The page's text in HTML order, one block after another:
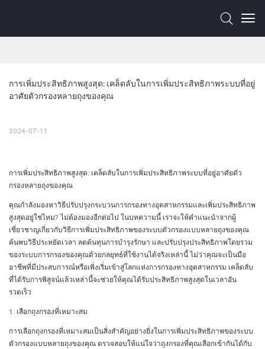
การเพิ่มประสิทธิภาพสูงสุด: เคล็ดลับในการเพิ่มประสิทธิภาพระบบที่อยู่
อาศัยตัวกรองหลายถุงของคุณ
2024-07-11
การเพิ่มประสิทธิภาพสูงสุด: เคล็ดลับในการเพิ่มประสิทธิภาพระบบที่อยู่อาศัยตัว
กรองหลายถุงของคุณ
คุณกำลังมองหาวิธีปรับปรุงกระบวนการกรองทางอุตสาหกรรมและเพิ่มประสิทธิภาพ
สูงสุดอยู่ใช่ไหม? ไม่ต้องมองอีกต่อไป ในบทความนี้ เราจะให้คำแนะนำจากผู้
เชี่ยวชาญเกี่ยวกับวิธีการเพิ่มประสิทธิภาพของระบบตัวกรองแบบหลายถุงของคุณ
ค้นพบวิธีประหยัดเวลา ลดต้นทุนการบำรุงรักษา และปรับปรุงประสิทธิภาพโดยรวม
ของระบบการกรองของคุณด้วยกลยุทธ์ที่ใช้งานได้จริงเหล่านี้ ไม่ว่าคุณจะเป็นมือ
อาชีพที่มีประสบการณ์หรือเพิ่งเริ่มเข้าสู่โลกแห่งการกรองทางอุตสาหกรรม เคล็ดลับ
ที่ได้รับการพิสูจน์แล้วเหล่านี้จะช่วยให้คุณได้รับประสิทธิภาพสูงสุดในเวลาอัน
รวดเร็ว
1. เลือกถุงกรองที่เหมาะสม
การเลือกถุงกรองที่เหมาะสมเป็นสิ่งสำคัญอย่างยิ่งในการเพิ่มประสิทธิภาพของระบบ
ตัวกรองแบบหลายถุงของคุณ ตรวจสอบให้แน่ใจว่าถุงกรองที่คุณเลือกเข้ากันได้กับ